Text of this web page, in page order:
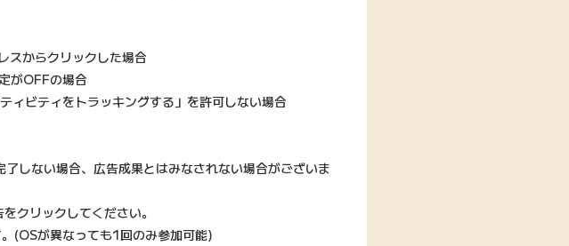
スからクリックした場合
がOFFの場合
ィビティをトラッキングする」を許可しない場合
しない場合、広告成果とはみなされない場合がございま
クリックしてください。
(OSが異なっても1回のみ参加可能)